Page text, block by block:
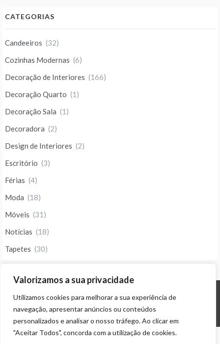
Valorizamos a sua privacidade
Utilizamos cookies para melhorar a sua experiência de
navegação, apresentar anúncios ou conteúdos
personalizados e analisar o nosso tráfego. Ao clicar em
"Aceitar Todos", concorda com a utilização de cookies.
CATEGORIAS
Candeeiros (32)
Cozinhas Modernas (6)
Decoração de Interiores (166)
Decoração Quarto (1)
Decoração Sala (1)
Decoradora (2)
Design de Interiores (2)
Escritório (3)
Férias (4)
Moda (18)
Móveis (31)
Notícias (18)
Tapetes (30)